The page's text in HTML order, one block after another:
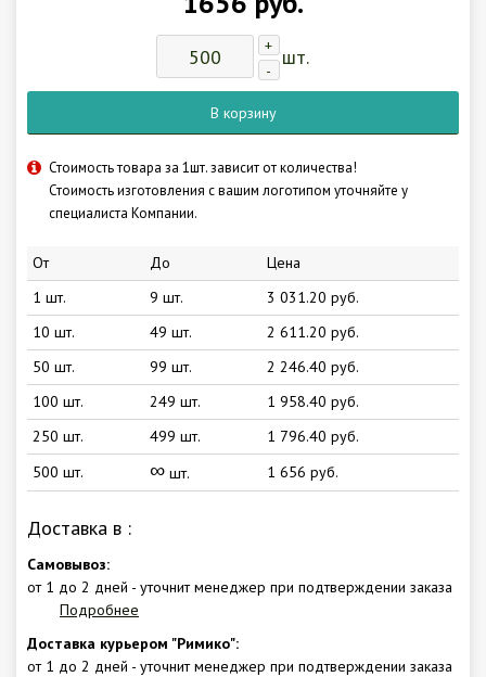
+
-
шт.
В корзину
Стоимость товара за 1шт. зависит от количества!
Стоимость изготовления с вашим логотипом уточняйте у
специалиста Компании.
От До
Цена
1 шт.
9 шт.
3 031.20 руб.
10 шт.
49 шт.
2 611.20 руб.
50 шт.
99 шт.
2 246.40 руб.
100 шт.
249 шт.
1 958.40 руб.
250 шт.
499 шт.
1 796.40 руб.
500 шт.
∞ шт. 1 656 руб.
Доставка в :
Самовывоз:
от 1 до 2 дней - уточнит менеджер при подтверждении заказа
Подробнее
Доставка курьером "Римико":
от 1 до 2 дней - уточнит менеджер при подтверждении заказа